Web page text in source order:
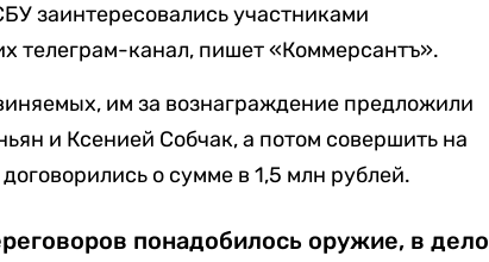
заинтересовались участниками
телеграм-канал, пишет «Коммерсантъ».
им за вознаграждение предложили
и Ксенией Собчак, а потом совершить на
о сумме в 1,5 млн рублей.
понадобилось оружие, в дело